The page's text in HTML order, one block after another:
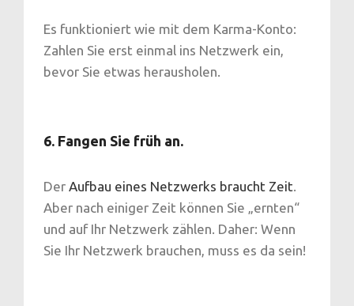
Es funktioniert wie mit dem Karma-Konto:
Zahlen Sie erst einmal ins Netzwerk ein,
bevor Sie etwas herausholen.
6. Fangen Sie früh an.
Der Aufbau eines Netzwerks braucht Zeit.
Aber nach einiger Zeit können Sie „ernten“
und auf Ihr Netzwerk zählen. Daher: Wenn
Sie Ihr Netzwerk brauchen, muss es da sein!